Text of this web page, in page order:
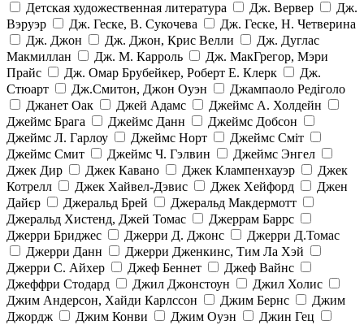
Детская художественная литература
Дж. Вервер
Дж.
Вэруэр
Дж. Геске, В. Сукочева
Дж. Геске, Н. Четверина
Дж. Джон
Дж. Джон, Крис Велли
Дж. Дуглас
Макмиллан
Дж. М. Карроль
Дж. МакГрегор, Мэри
Прайс
Дж. Омар Брубейкер, Роберт Е. Клерк
Дж.
Стюарт
Дж.Смитон, Джон Оуэн
Джампаоло Редіголо
Джанет Оак
Джей Адамс
Джеймс А. Холдейн
Джеймс Брага
Джеймс Данн
Джеймс Добсон
Джеймс Л. Гарлоу
Джеймс Норт
Джеймс Сміт
Джеймс Смит
Джеймс Ч. Гэлвин
Джеймс Энгел
Джек Дир
Джек Кавано Джек Клампенхауэр
Джек
Котрелл
Джек Хайвел-Дэвис Джек Хейфорд
Джен
Дайєр
Джеральд Брей
Джеральд Макдермотт
Джеральд Хистенд, Джей Томас
Джеррам Баррс
Джерри Бриджес
Джерри Д. Джонс
Джерри Д.Томас
Джерри Данн
Джерри Дженкинс, Тим Ла Хэй
Джерри С. Айхер
Джеф Беннет
Джеф Вайнс
Джеффри Стодард
Джил Джонстоун
Джил Холис
Джим Андерсон, Хайди Карлссон
Джим Бернс
Джим
Джордж
Джим Конви Джим Оуэн
Джин Гец